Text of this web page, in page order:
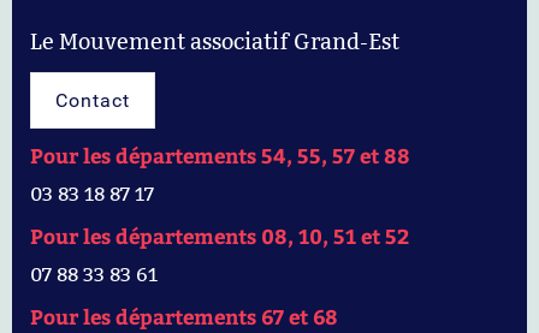
Le Mouvement associatif Grand-Est
Contact
Pour les départements 54, 55, 57 et 88
03 83 18 87 17
Pour les départements 08, 10, 51 et 52
07 88 33 83 61
Pour les départements 67 et 68